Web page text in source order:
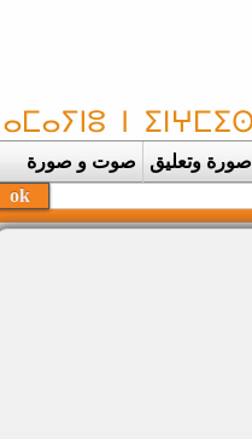
صورة وتعليق صوت و صورة